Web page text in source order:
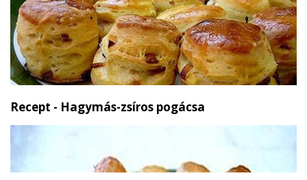
Recept - Hagymás-zsíros pogácsa